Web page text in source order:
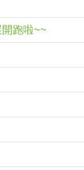
跑啦~~